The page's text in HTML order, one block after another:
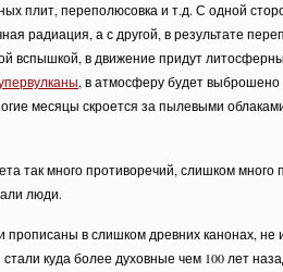
плит, переполюсовка и т.д. С одной
радиация, а с другой, в результате
вспышкой, в движение придут
, в атмосферу будет выброшено
месяцы скроется за пылевыми
так много противоречий, слишком много
люди.
прописаны в слишком древних канонах,
куда более духовные чем 100 лет